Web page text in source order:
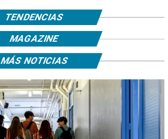
TENDENCIAS
MAGAZINE
MÁS NOTICIAS